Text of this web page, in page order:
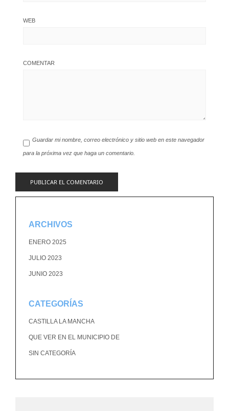
WEB
COMENTAR
Guardar mi nombre, correo electrónico y sitio web en este navegador
para la próxima vez que haga un comentario.
ARCHIVOS
ENERO 2025
JULIO 2023
JUNIO 2023
CATEGORÍAS
CASTILLA LA MANCHA
QUE VER EN EL MUNICIPIO DE
SIN CATEGORÍA